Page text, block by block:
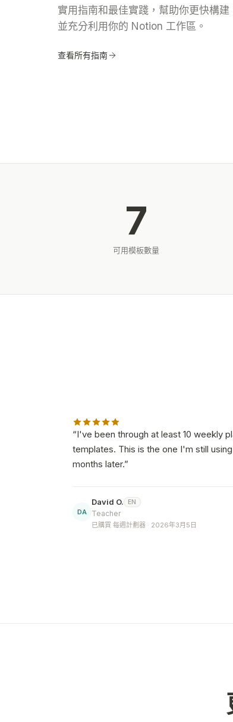
實用指南和最佳實踐，幫助你更快構建
並充分利用你的 Notion 工作區。
查看所有指南
7
可用模板數量
“I've been through at least 10 weekly
templates. This is the one I'm still
months later.”
DA
David O. EN
Teacher
已購買 每週計劃器 · 2026年3月5日